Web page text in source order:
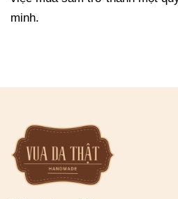
minh.